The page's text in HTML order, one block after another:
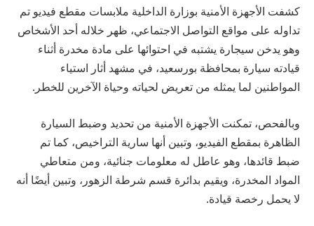
كشفت الأجهزة الأمنية بوزارة الداخلية ملابسات مقطع فيديو تم
تداوله على مواقع التواصل الاجتماعي، ظهر خلاله أحد الأشخاص
وهو يدخن سيجارة يشتبه في احتوائها على مادة مخدرة أثناء
قيادته سيارة بمحافظة بورسعيد، في مشهد أثار استياء
المواطنين لما يمثله من تعريض لحياته وحياة الآخرين للخطر.
وبالفحص، تمكنت الأجهزة الأمنية من تحديد وضبط السيارة
الظاهرة بمقطع الفيديو، وتبين أنها سارية التراخيص، كما تم
ضبط قائدها، وهو عاطل له معلومات جنائية، ومن متعاطي
المواد المخدرة، ويقيم بدائرة قسم شرطة الزهور، وتبين أيضًا أنه
لا يحمل رخصة قيادة.